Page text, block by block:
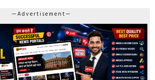
—Advertisement—